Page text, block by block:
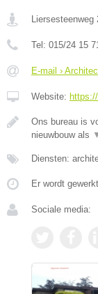
Liersesteenweg
Tel: 015/24 15
E-mail ›
Website:
Ons bureau is
nieuwbouw als
Diensten:
Er wordt
Sociale media: